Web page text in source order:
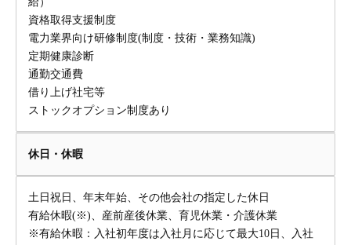
資格取得支援制度
電力業界向け研修制度(制度・技術・業務知識)
定期健康診断
通勤交通費
借り上げ社宅等
ストックオプション制度あり
休日・休暇
土日祝日、年末年始、その他会社の指定した休日
有給休暇(※)、産前産後休業、育児休業・介護休業
※有給休暇：入社初年度は入社月に応じて最大10日、入社